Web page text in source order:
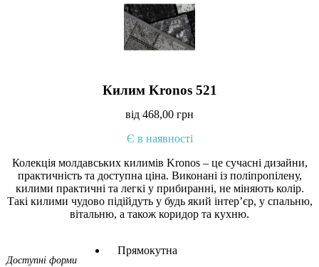
Килим Kronos 521
від 468,00 грн
Є в наявності
Колекція молдавських килимів Kronos – це сучасні дизайни,
практичність та доступна ціна. Виконані із поліпропілену,
килими практичні та легкі у прибиранні, не міняють колір.
Такі килими чудово підійдуть у будь який інтер’єр, у спальню,
вітальню, а також коридор та кухню.
Доступні форми
Прямокутна